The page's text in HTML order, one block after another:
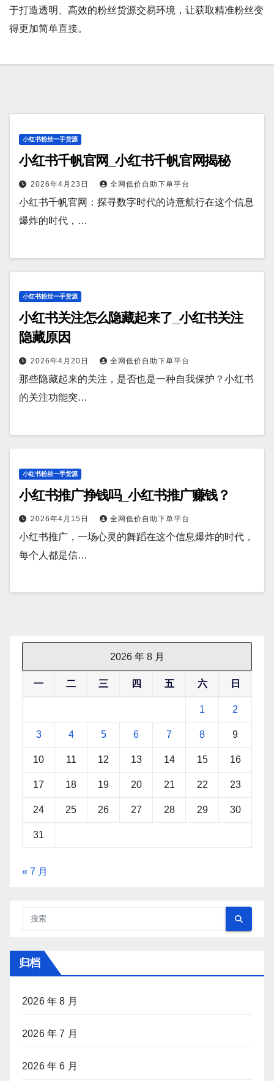
于打造透明、高效的粉丝货源交易环境，让获取精准粉丝变
得更加简单直接。
小红书粉丝一手货源
小红书千帆官网_小红书千帆官网揭秘
2026年4月23日 全网低价自助下单平台
小红书千帆官网：探寻数字时代的诗意航行在这个信息
爆炸的时代，…
小红书粉丝一手货源
小红书关注怎么隐藏起来了_小红书关注
隐藏原因
2026年4月20日 全网低价自助下单平台
那些隐藏起来的关注，是否也是一种自我保护？小红书
的关注功能突…
小红书粉丝一手货源
小红书推广挣钱吗_小红书推广赚钱？
2026年4月15日 全网低价自助下单平台
小红书推广，一场心灵的舞蹈在这个信息爆炸的时代，
每个人都是信…
2026 年 8 月
一 二 三 四 五 六 日
1 2
3 4 5 6 7 8 9
10 11 12 13 14 15 16
17 18 19 20 21 22 23
24 25 26 27 28 29 30
31
« 7 月
归档
2026 年 8 月
2026 年 7 月
2026 年 6 月